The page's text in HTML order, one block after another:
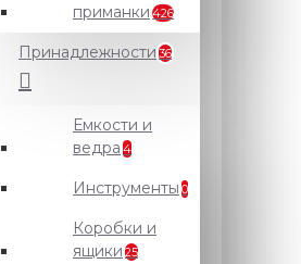
приманки 426
Принадлежности 36
Емкости и
ведра 4
Инструменты 0
Коробки и
ящики 25